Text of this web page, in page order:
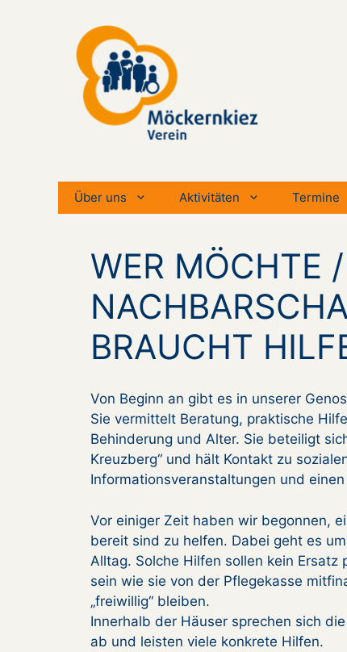
Über uns Aktivitäten Termine
WER MÖCHTE
BRAUCHT
Von Beginn an gibt es in unserer
Sie vermittelt Beratung, praktische
Behinderung und Alter. Sie beteiligt
Kreuzberg“ und hält Kontakt zu
Informationsveranstaltungen und
Vor einiger Zeit haben wir begonnen,
bereit sind zu helfen. Dabei geht es
Alltag. Solche Hilfen sollen kein
sein wie sie von der Pflegekasse
„freiwillig“ bleiben.
Innerhalb der Häuser sprechen sich
ab und leisten viele konkrete Hilfen.